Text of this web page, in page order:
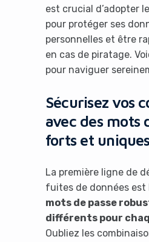
est crucial d’adopter
pour protéger ses
personnelles et être
en cas de piratage.
pour naviguer
Sécurisez vos
avec des mots
forts et uniques
La première ligne de
fuites de données est
mots de passe
différents pour
Oubliez les